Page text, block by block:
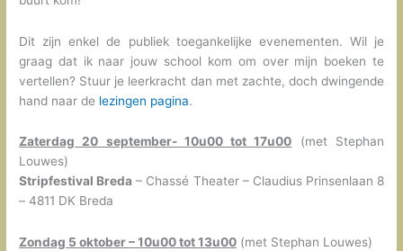
Dit zijn enkel de publiek toegankelijke evenementen. Wil je
graag dat ik naar jouw school kom om over mijn boeken te
vertellen? Stuur je leerkracht dan met zachte, doch dwingende
hand naar de lezingen pagina.
Zaterdag 20 september- 10u00 tot 17u00 (met Stephan
Louwes)
Stripfestival Breda – Chassé Theater – Claudius Prinsenlaan 8
– 4811 DK Breda
Zondag 5 oktober – 10u00 tot 13u00 (met Stephan Louwes)